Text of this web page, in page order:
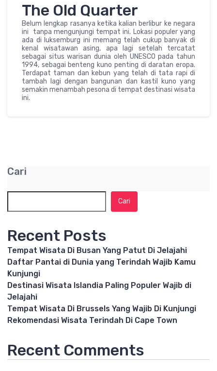
The Old Quarter
Belum lengkap rasanya ketika kalian berlibur ke negara
ini tanpa mengunjungi tempat ini. Lokasi populer yang
ada di luksemburg ini memang telah cukup banyak di
kenal wisatawan asing, apa lagi setelah tercatat
sebagai situs warisan dunia oleh UNESCO pada tahun
1994, sebagai benteng kuno penting di daratan eropa.
Terdapat taman dan kebun yang telah di tata rapi di
tambah lagi dengan bangunan dan kastil kuno yang
semakin menambah pesona di tempat destinasi wisata
ini.
Cari
Cari
Recent Posts
Tempat Wisata Di Busan Yang Patut Di Jelajahi
Daftar Pantai di Dunia yang Terindah Wajib Kamu
Kunjungi
Destinasi Wisata Islandia Paling Populer Wajib di
Jelajahi
Tempat Wisata Di Brussels Yang Wajib Di Kunjungi
Rekomendasi Wisata Terindah Di Cape Town
Recent Comments